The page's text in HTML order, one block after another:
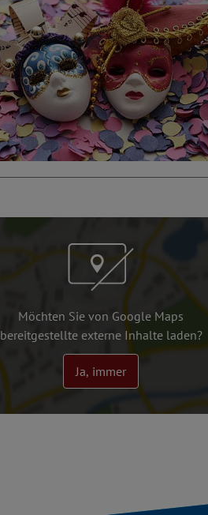
Möchten Sie von Google Maps
bereitgestellte externe Inhalte laden?
Ja, immer